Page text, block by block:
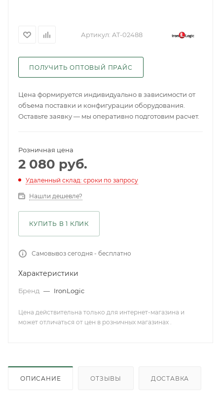
Артикул: AT-02488
ПОЛУЧИТЬ ОПТОВЫЙ ПРАЙС
Цена формируется индивидуально в зависимости от
объема поставки и конфигурации оборудования.
Оставьте заявку — мы оперативно подготовим расчет.
Розничная цена
2 080 руб.
Удаленный склад: сроки по запросу
Нашли дешевле?
КУПИТЬ В 1 КЛИК
Самовывоз сегодня - бесплатно
Характеристики
Бренд — IronLogic
Цена действительна только для интернет-магазина и
может отличаться от цен в розничных магазинах .
ОПИСАНИЕ ОТЗЫВЫ ДОСТАВКА